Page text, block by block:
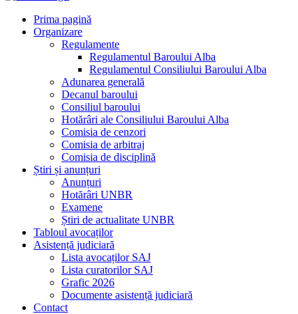
Prima pagină
Organizare
Regulamente
Regulamentul Baroului Alba
Regulamentul Consiliului Baroului Alba
Adunarea generală
Decanul baroului
Consiliul baroului
Hotărâri ale Consiliului Baroului Alba
Comisia de cenzori
Comisia de arbitraj
Comisia de disciplină
Știri și anunțuri
Anunțuri
Hotărâri UNBR
Examene
Știri de actualitate UNBR
Tabloul avocaților
Asistență judiciară
Lista avocaților SAJ
Lista curatorilor SAJ
Grafic 2026
Documente asistență judiciară
Contact